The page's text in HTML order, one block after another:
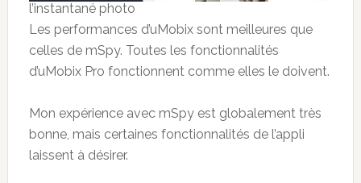
l’instantané photo
Les performances d’uMobix sont meilleures que
celles de mSpy. Toutes les fonctionnalités
d’uMobix Pro fonctionnent comme elles le doivent.
Mon expérience avec mSpy est globalement très
bonne, mais certaines fonctionnalités de l’appli
laissent à désirer.